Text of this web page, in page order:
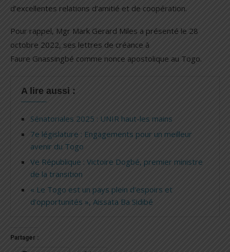
d’excellentes relations d’amitié et de coopération.
Pour rappel, Mgr Mark Gerard Miles a présenté le 28
octobre 2022, ses lettres de créance à
Faure Gnassingbé comme nonce apostolique au Togo.
A lire aussi :
Sénatoriales 2025 : UNIR haut-les mains
7e législature : Engagements pour un meilleur
avenir du Togo
Ve République : Victoire Dogbé, premier ministre
de la transition
« Le Togo est un pays plein d’espoirs et
d’opportunités », Aissata Ba Sidibé
Partager :